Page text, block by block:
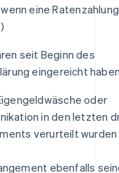
eine Ratenzahlung
seit Beginn des
eingereicht
oder
in den letzten
verurteilt wurden
ebenfalls